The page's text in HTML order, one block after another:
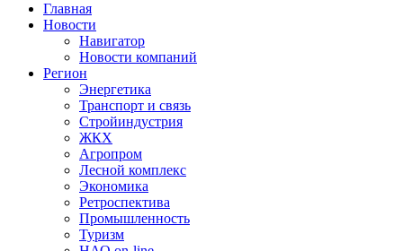
Главная
Новости
Навигатор
Новости компаний
Регион
Энергетика
Транспорт и связь
Стройиндустрия
ЖКХ
Агропром
Лесной комплекс
Экономика
Ретроспектива
Промышленность
Туризм